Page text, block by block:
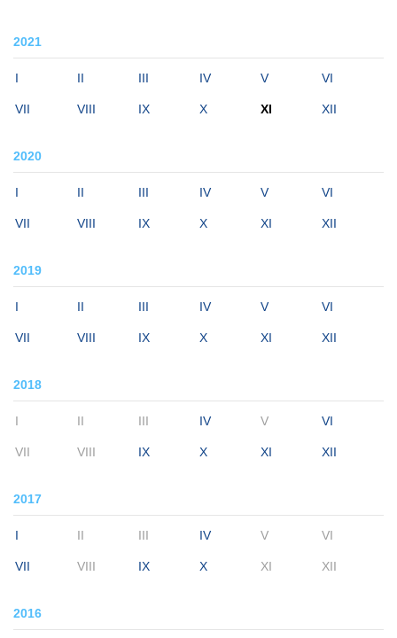
2021
I II III IV V VI
VII VIII IX X XI XII
2020
I II III IV V VI
VII VIII IX X XI XII
2019
I II III IV V VI
VII VIII IX X XI XII
2018
I II III IV V VI
VII VIII IX X XI XII
2017
I II III IV V VI
VII VIII IX X XI XII
2016